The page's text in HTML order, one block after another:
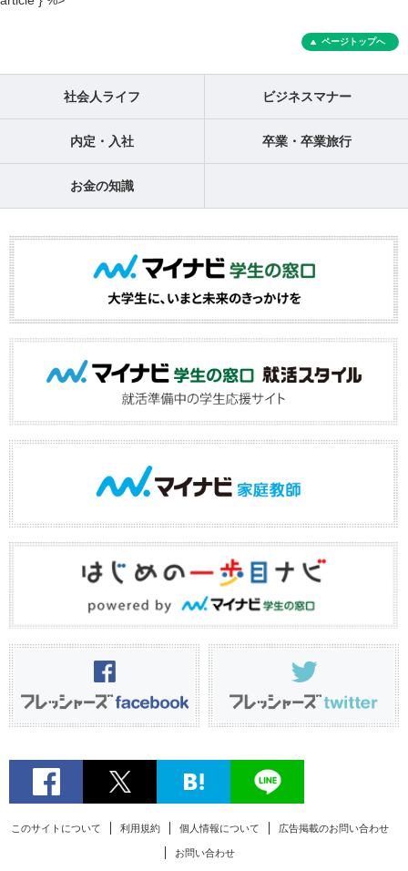
ページトップへ
社会人ライフ ビジネスマナー
内定・入社 卒業・卒業旅行
お金の知識
このサイトについて 利用規約 個人情報について 広告掲載のお問い合わせ
お問い合わせ